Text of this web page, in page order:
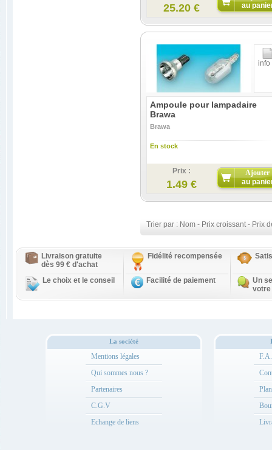
25.20 €
au
info
Ampoule pour lampadaire
Brawa
Brawa
En stock
Prix :
1.49 €
Ajouter
au
Trier par : Nom - Prix croissant- Prix
Livraison gratuite
dès 99 € d'achat
Fidélité recompensée
Le choix et le conseil Facilité de paiement
Un
votre
La société
Mentions légales
Qui sommes nous ?
Partenaires
C.G.V
Echange de liens